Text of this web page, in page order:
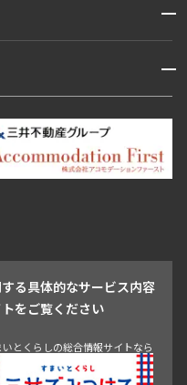
開閉
三田・芝・浜松町
本郷・春日・小石川
中野・荻窪
自由が丘
川
目黒・中目黒
開閉
台東区 墨田区
中野区
区 荒川区
足立区
る具体的なサービス内容
をご覧ください
いとくらしの総合情報サイトなら